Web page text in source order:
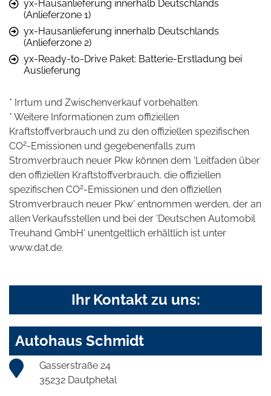
yx-Hausanlieferung innerhalb Deutschlands
(Anlieferzone 1)
yx-Hausanlieferung innerhalb Deutschlands
(Anlieferzone 2)
yx-Ready-to-Drive Paket: Batterie-Erstladung bei
Auslieferung
* Irrtum und Zwischenverkauf vorbehalten.
* Weitere Informationen zum offiziellen
Kraftstoffverbrauch und zu den offiziellen spezifischen
CO2-Emissionen und gegebenenfalls zum
Stromverbrauch neuer Pkw können dem 'Leitfaden über
den offiziellen Kraftstoffverbrauch, die offiziellen
spezifischen CO2-Emissionen und den offiziellen
Stromverbrauch neuer Pkw' entnommen werden, der an
allen Verkaufsstellen und bei der 'Deutschen Automobil
Treuhand GmbH' unentgeltlich erhältlich ist unter
www.dat.de.
Ihr Kontakt zu uns:
Autohaus Schmidt
Gasserstraße 24
35232 Dautphetal